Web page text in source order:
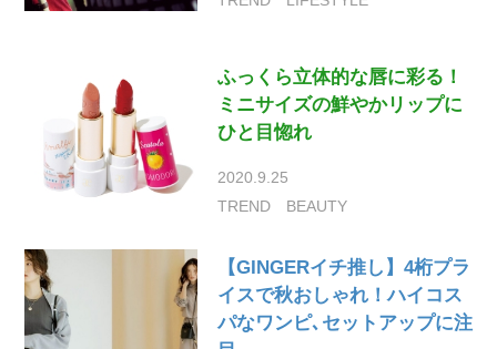
ふっくら立体的な唇に彩る！
ミニサイズの鮮やかリップに
ひと目惚れ
2020.9.25
TREND
BEAUTY
【GINGERイチ推し】4桁プラ
イスで秋おしゃれ！ハイコス
パなワンピ､セットアップに注